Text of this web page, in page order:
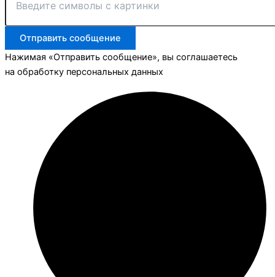
Отправить сообщение
Нажимая «Отправить сообщение», вы соглашаетесь
на обработку персональных данных